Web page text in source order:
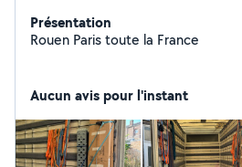
Présentation
Rouen Paris toute la France
Aucun avis pour l'instant